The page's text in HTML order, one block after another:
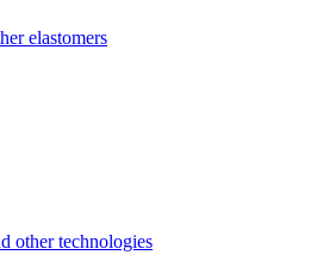
elastomers
other technologies